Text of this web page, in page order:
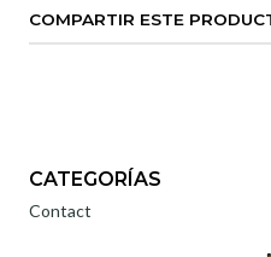
COMPARTIR ESTE
CATEGORÍAS
Contact